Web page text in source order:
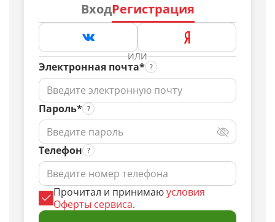
ВходРегистрация
ИЛИ
Электронная почта*
Пароль*
Телефон
Прочитал и принимаюусловия
Оферты сервиса.